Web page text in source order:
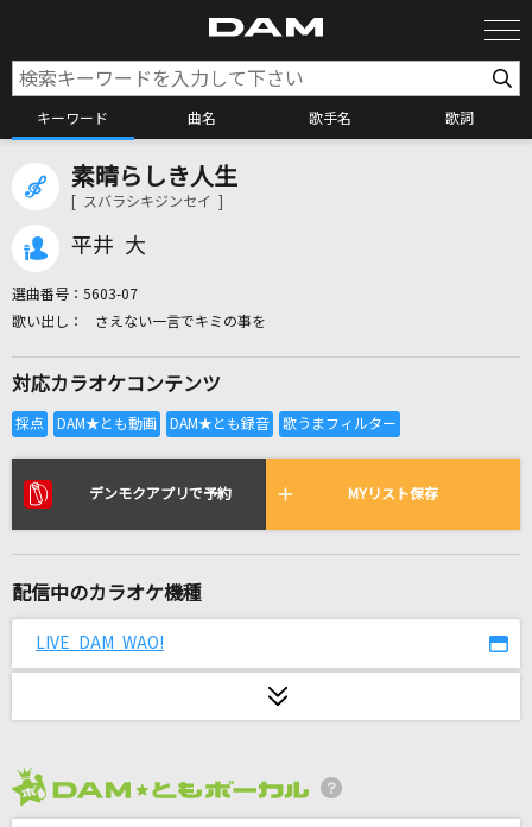
キーワード 曲名 歌手名 歌詞
カラオケ検索
全国りれき
リアルタイムで歌われている曲の一覧
ミラクルペイント(Game Version)
おかえり
素晴らしき人生
[ スバラシキジンセイ ]
平井 大
選曲番号： 5603-07
さえない一言でキミの事を
対応カラオケコンテンツ
デンモクアプリで予約 MYリスト保存
配信中のカラオケ機種
LIVE DAM WAO!